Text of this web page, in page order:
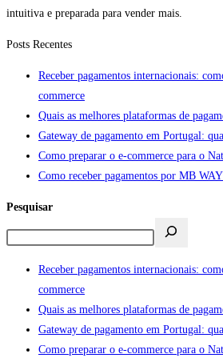
intuitiva e preparada para vender mais.
Posts Recentes
Receber pagamentos internacionais:
commerce
Quais as melhores plataformas de
Gateway de pagamento em Portugal:
Como preparar o e-commerce para o
Como receber pagamentos por MB
Pesquisar
Receber pagamentos internacionais:
commerce
Quais as melhores plataformas de
Gateway de pagamento em Portugal:
Como preparar o e-commerce para o